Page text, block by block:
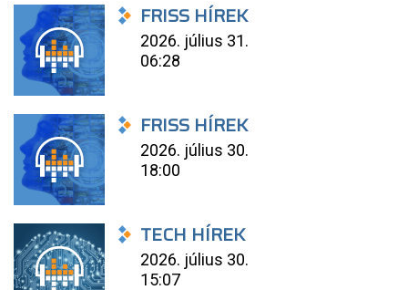
FRISS HÍREK
2026. július 31.
06:28
FRISS HÍREK
2026. július 30.
18:00
TECH HÍREK
2026. július 30.
15:07